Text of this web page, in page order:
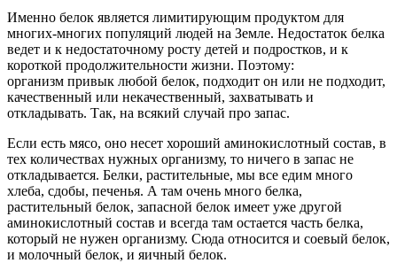
Именно белок является лимитирующим продуктом для
многих-многих популяций людей на Земле. Недостаток белка
ведет и к недостаточному росту детей и подростков, и к
короткой продолжительности жизни. Поэтому:
организм привык любой белок, подходит он или не подходит,
качественный или некачественный, захватывать и
откладывать. Так, на всякий случай про запас.
Если есть мясо, оно несет хороший аминокислотный состав, в
тех количествах нужных организму, то ничего в запас не
откладывается. Белки, растительные, мы все едим много
хлеба, сдобы, печенья. А там очень много белка,
растительный белок, запасной белок имеет уже другой
аминокислотный состав и всегда там остается часть белка,
который не нужен организму. Сюда относится и соевый белок,
и молочный белок, и яичный белок.